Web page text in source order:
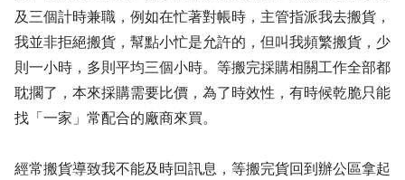
及三個計時兼職，例如在忙著對帳時，主管指派我去搬貨，
我並非拒絕搬貨，幫點小忙是允許的，但叫我頻繁搬貨，少
則一小時，多則平均三個小時。等搬完採購相關工作全部都
耽擱了，本來採購需要比價，為了時效性，有時候乾脆只能
找「一家」常配合的廠商來買。
經常搬貨導致我不能及時回訊息，等搬完貨回到辦公區拿起